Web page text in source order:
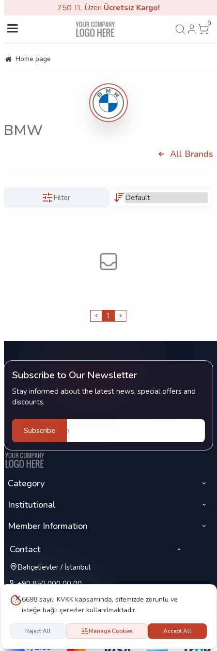
750 TL Üzeri Ücretsiz Kargo!
0
6698 sayılı KVKK kapsamında, sitemizde zorunlu ve
isteğe bağlı çerezler kullanılmaktadır.
Reject All Manage Cookies Accept All
Home page
BMW
All Brands
Filter
1
Subscribe to Our Newsletter
Stay informed about the latest news, special offers and
discounts.
Subscribe
Category
Institutional
Member Information
Contact
Bahçelievler / İstanbul
+90 850 000 00 00